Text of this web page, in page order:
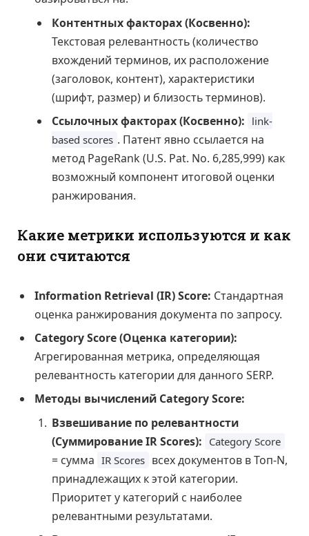
Контентных факторах (Косвенно):
Текстовая релевантность (количество
вхождений терминов, их расположение
(заголовок, контент), характеристики
(шрифт, размер) и близость терминов).
Ссылочных факторах (Косвенно): link-
based scores . Патент явно ссылается на
метод PageRank (U.S. Pat. No. 6,285,999) как
возможный компонент итоговой оценки
ранжирования.
Какие метрики используются и как
они считаются
Information Retrieval (IR) Score: Стандартная
оценка ранжирования документа по запросу.
Category Score (Оценка категории):
Агрегированная метрика, определяющая
релевантность категории для данного SERP.
Методы вычислений Category Score:
Взвешивание по релевантности
(Суммирование IR Scores): Category Score
= сумма IR Scores всех документов в Топ-N,
принадлежащих к этой категории.
Приоритет у категорий с наиболее
релевантными результатами.